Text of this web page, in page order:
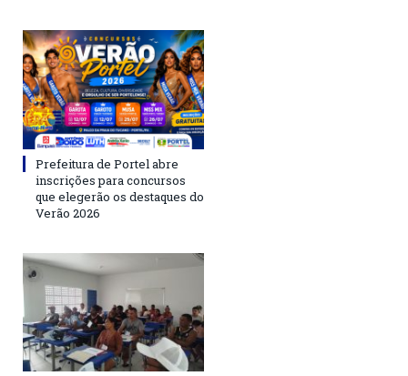
Prefeitura de Portel abre
inscrições para concursos
que elegerão os destaques do
Verão 2026